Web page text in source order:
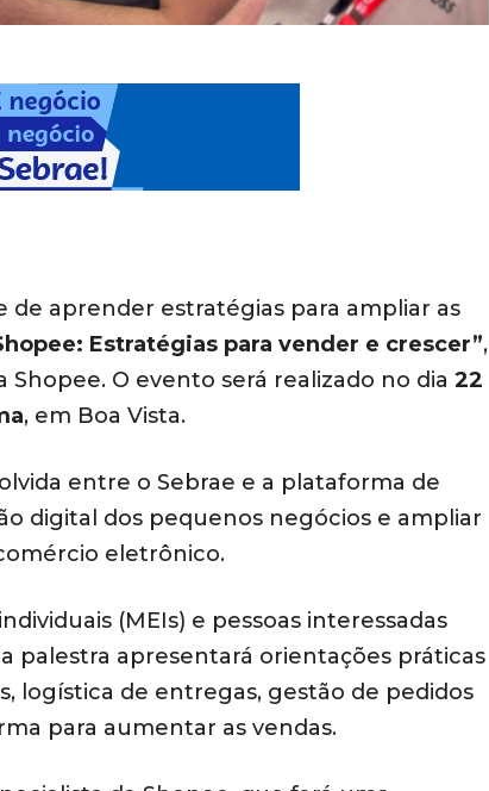
aprender estratégias para ampliar as
Estratégias para vender e crescer”,
O evento será realizado no dia 22
, em Boa Vista.
entre o Sebrae e a plataforma de
digital dos pequenos negócios e ampliar
eletrônico.
(MEIs) e pessoas interessadas
palestra apresentará orientações práticas
logística de entregas, gestão de pedidos
para aumentar as vendas.